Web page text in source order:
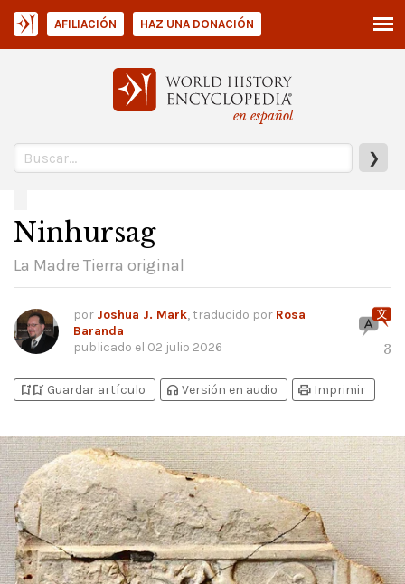
en español
❯
AFILIACIÓN HAZ UNA DONACIÓN
Ninhursag
La Madre Tierra original
por Joshua J. Mark, traducido por Rosa
Baranda
publicado el 02 julio 2026 3
bookmark_addbookmark_added Guardar artículo headphones Versión en audio print Imprimir